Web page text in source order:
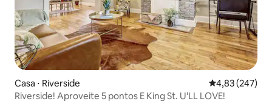
Casa ⋅ Riverside 4,83 de uma
4,83 (247)
Riverside! Aproveite 5 pontos E King St. U'LL LOVE!